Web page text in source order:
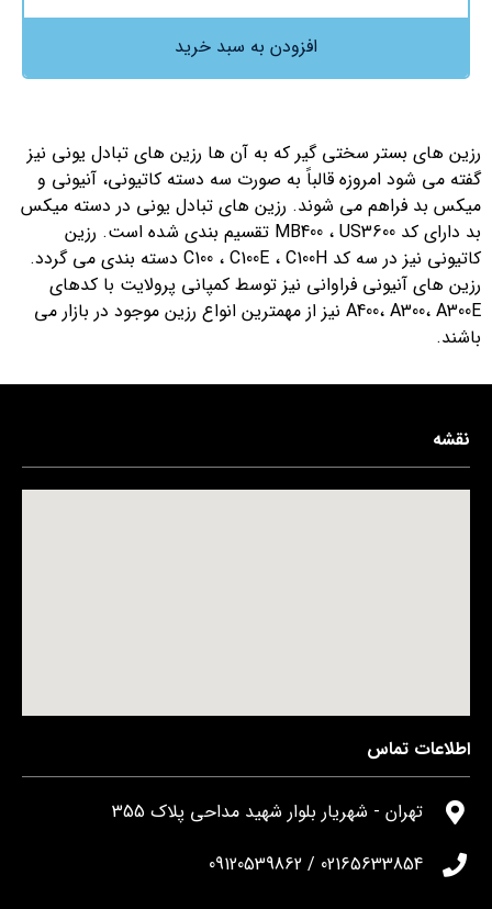
افزودن به سبد خرید
رزین های بستر سختی گیر که به آن ها رزین های تبادل یونی نیز
گفته می شود امروزه قالباً به صورت سه دسته کاتیونی، آنیونی و
میکس بد فراهم می شوند. رزین های تبادل یونی در دسته میکس
بد دارای کد MB400 ، US3600 تقسیم بندی شده است. رزین
کاتیونی نیز در سه کد C100 ، C100E ، C100H دسته بندی می گردد.
رزین های آنیونی فراوانی نیز توسط کمپانی پرولایت با کدهای
A400، A300، A300E نیز از مهمترین انواع رزین موجود در بازار می
باشند.
نقشه
اطلاعات تماس
تهران - شهریار بلوار شهید مداحی پلاک 355
02165633854 / 09120539862